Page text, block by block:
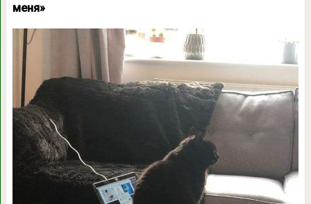
меня»